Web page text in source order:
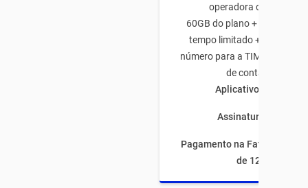
operadora de todo
60GB do plano + 50GB de
tempo limitado + 5GB
número para a TIM + 10GB
de conta C6 Bank
Aplicativos
Assinaturas
Pagamento na Fatura com
de 12 meses